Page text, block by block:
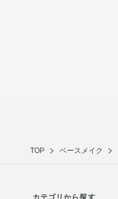
TOP ベースメイク